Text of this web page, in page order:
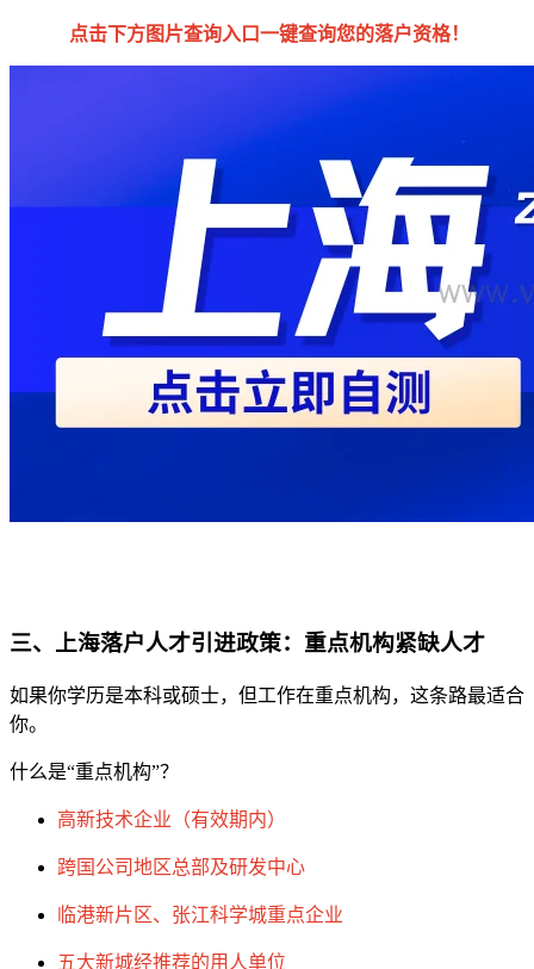
点击下方图片查询入口一键查询您的落户资格！
三、上海落户人才引进政策：重点机构紧缺人才
如果你学历是本科或硕士，但工作在重点机构，这条路最适合
你。
什么是“重点机构”？
高新技术企业（有效期内）
跨国公司地区总部及研发中心
临港新片区、张江科学城重点企业
五大新城经推荐的用人单位